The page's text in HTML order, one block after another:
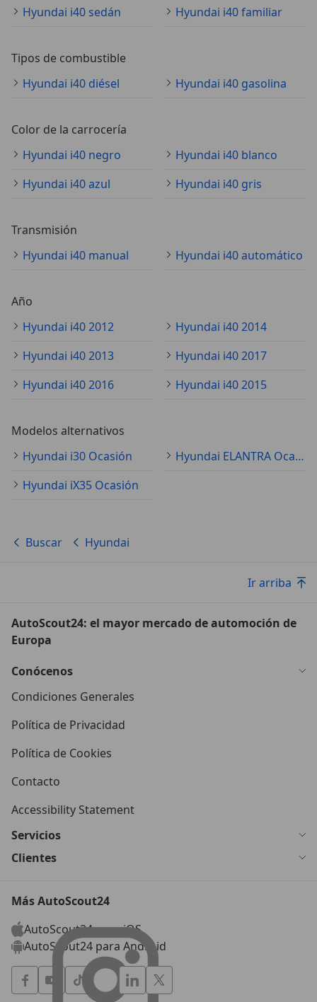
Hyundai i40 sedán
Hyundai i40 familiar
Tipos de combustible
Hyundai i40 diésel
Hyundai i40 gasolina
Color de la carrocería
Hyundai i40 negro
Hyundai i40 blanco
Hyundai i40 azul
Hyundai i40 gris
Transmisión
Hyundai i40 manual
Hyundai i40 automático
Año
Hyundai i40 2012
Hyundai i40 2014
Hyundai i40 2013
Hyundai i40 2017
Hyundai i40 2016
Hyundai i40 2015
Modelos alternativos
Hyundai i30 Ocasión
Hyundai ELANTRA Ocasión
Hyundai iX35 Ocasión
Buscar Hyundai
Ir arriba
AutoScout24: el mayor mercado de automoción de
Europa
Conócenos
Condiciones Generales
Política de Privacidad
Política de Cookies
Contacto
Accessibility Statement
Servicios
Clientes
Más AutoScout24
AutoScout24 para iOS
AutoScout24 para Android